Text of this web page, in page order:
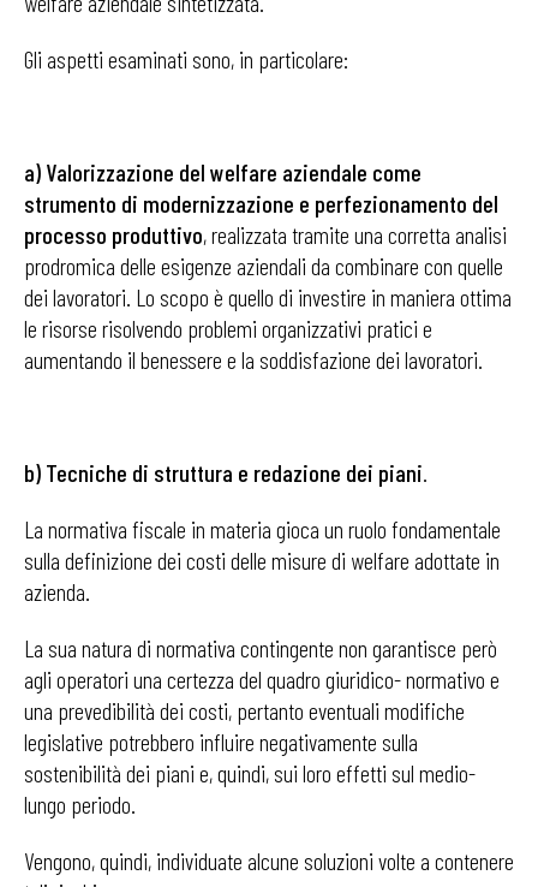
Gli aspetti esaminati sono, in particolare:
a) Valorizzazione del welfare aziendale come
strumento di modernizzazione e perfezionamento del
processo produttivo, realizzata tramite una corretta analisi
prodromica delle esigenze aziendali da combinare con quelle
dei lavoratori. Lo scopo è quello di investire in maniera ottima
le risorse risolvendo problemi organizzativi pratici e
aumentando il benessere e la soddisfazione dei lavoratori.
b) Tecniche di struttura e redazione dei piani.
La normativa fiscale in materia gioca un ruolo fondamentale
sulla definizione dei costi delle misure di welfare adottate in
azienda.
La sua natura di normativa contingente non garantisce però
agli operatori una certezza del quadro giuridico- normativo e
una prevedibilità dei costi, pertanto eventuali modifiche
legislative potrebbero influire negativamente sulla
sostenibilità dei piani e, quindi, sui loro effetti sul medio-
lungo periodo.
Vengono, quindi, individuate alcune soluzioni volte a contenere